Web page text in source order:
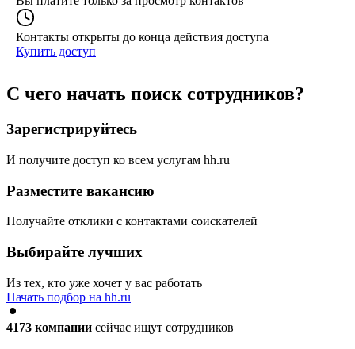
Контакты открыты до конца действия доступа
Купить доступ
С чего начать поиск сотрудников?
Зарегистрируйтесь
И получите доступ ко всем услугам hh.ru
Разместите вакансию
Получайте отклики с контактами соискателей
Выбирайте лучших
Из тех, кто уже хочет у вас работать
Начать подбор на hh.ru
4173 компании сейчас ищут сотрудников